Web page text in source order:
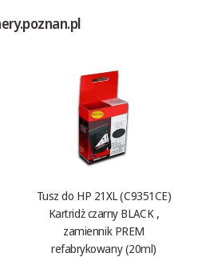
Tusz do HP 21XL (C9351CE)
Kartridż czarny BLACK ,
zamiennik PREM
refabrykowany (20ml)